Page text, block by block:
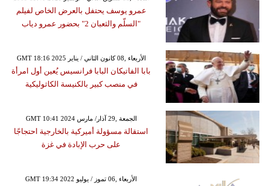
عمرو يوسف يحتفل بالعرض الخاص لفيلم
"السلّم والثعبان 2" بحضور عمرو دياب
GMT 18:16 2025 الأربعاء ,08 كانون الثاني / يناير
بابا الفاتيكان البابا فرانسيس يُعين أول امرأة
في منصب كبير بالكنيسة الكاثوليكية
GMT 10:41 2024 الجمعة ,29 آذار/ مارس
استقالة مسؤولة أميركية بالخارجية احتجاجًا
على حرب الإبادة في غزة
GMT 19:34 2022 الأربعاء ,06 تموز / يوليو